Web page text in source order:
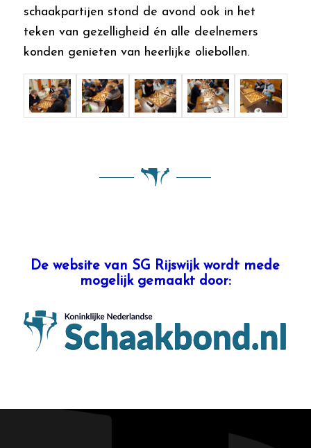
schaakpartijen stond de avond ook in het
teken van gezelligheid én alle deelnemers
konden genieten van heerlijke oliebollen.
De website van SG Rijswijk wordt mede
mogelijk gemaakt door: